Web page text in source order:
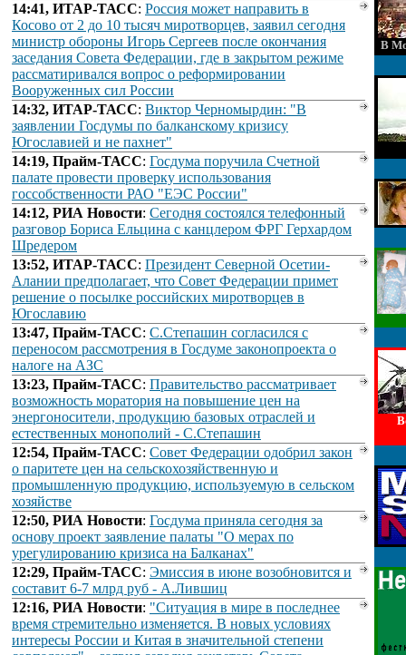
14:41, ИТАР-ТАСС: Россия может направить в
Косово от 2 до 10 тысяч миротворцев, заявил сегодня
министр обороны Игорь Сергеев после окончания
заседания Совета Федерации, где в закрытом режиме
рассматиривался вопрос о реформировании
Вооруженных сил России
14:32, ИТАР-ТАСС: Виктор Черномырдин: "В
заявлении Госдумы по балканскому кризису
Югославией и не пахнет"
14:19, Прайм-ТАСС: Госдума поручила Счетной
палате провести проверку использования
госсобственности РАО "ЕЭС России"
14:12, РИА Новости: Сегодня состоялся телефонный
разговор Бориса Ельцина с канцлером ФРГ Герхардом
Шредером
13:52, ИТАР-ТАСС: Президент Северной Осетии-
Алании предполагает, что Совет Федерации примет
решение о посылке российских миротворцев в
Югославию
13:47, Прайм-ТАСС: С.Степашин согласился с
переносом рассмотрения в Госдуме законопроекта о
налоге на АЗС
13:23, Прайм-ТАСС: Правительство рассматривает
возможность моратория на повышение цен на
энергоносители, продукцию базовых отраслей и
естественных монополий - С.Степашин
12:54, Прайм-ТАСС: Совет Федерации одобрил закон
о паритете цен на сельскохозяйственную и
промышленную продукцию, используемую в сельском
хозяйстве
12:50, РИА Новости: Госдума приняла сегодня за
основу проект заявление палаты "О мерах по
урегулированию кризиса на Балканах"
12:29, Прайм-ТАСС: Эмиссия в июне возобновится и
составит 6-7 млрд руб - А.Лившиц
12:16, РИА Новости: "Ситуация в мире в последнее
время стремительно изменяется. В новых условиях
интересы России и Китая в значительной степени
В